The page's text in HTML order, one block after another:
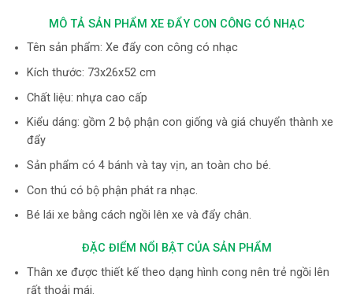
MÔ TẢ SẢN PHẨM XE ĐẨY CON CÔNG CÓ NHẠC
Tên sản phẩm: Xe đẩy con công có nhạc
Kích thước: 73x26x52 cm
Chất liệu: nhựa cao cấp
Kiểu dáng: gồm 2 bộ phận con giống và giá chuyển thành xe
đẩy
Sản phẩm có 4 bánh và tay vịn, an toàn cho bé.
Con thú có bộ phận phát ra nhạc.
Bé lái xe bằng cách ngồi lên xe và đẩy chân.
ĐẶC ĐIỂM NỔI BẬT CỦA SẢN PHẨM
Thân xe được thiết kế theo dạng hình cong nên trẻ ngồi lên
rất thoải mái.